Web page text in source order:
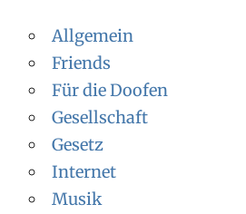
Allgemein
Friends
Für die Doofen
Gesellschaft
Gesetz
Internet
Musik